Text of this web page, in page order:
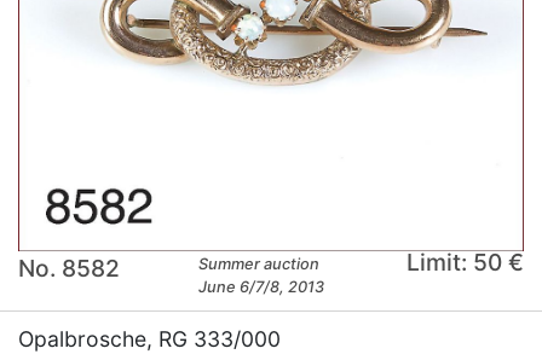
No. 8582
Summer auction
June 6/7/8, 2013
Limit: 50 €
Opalbrosche, RG 333/000